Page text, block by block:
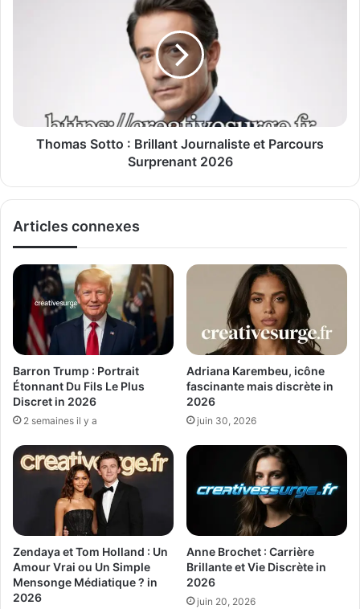
Thomas Sotto : Brillant Journaliste et Parcours
Surprenant 2026
Articles connexes
Barron Trump : Portrait
Étonnant Du Fils Le Plus
Discret in 2026
2 semaines il y a
Adriana Karembeu, icône
fascinante mais discrète in
2026
juin 30, 2026
Zendaya et Tom Holland : Un
Amour Vrai ou Un Simple
Mensonge Médiatique ? in
2026
Anne Brochet : Carrière
Brillante et Vie Discrète in
2026
juin 20, 2026